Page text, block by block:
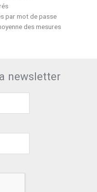
par mot de passe
des mesures
newsletter